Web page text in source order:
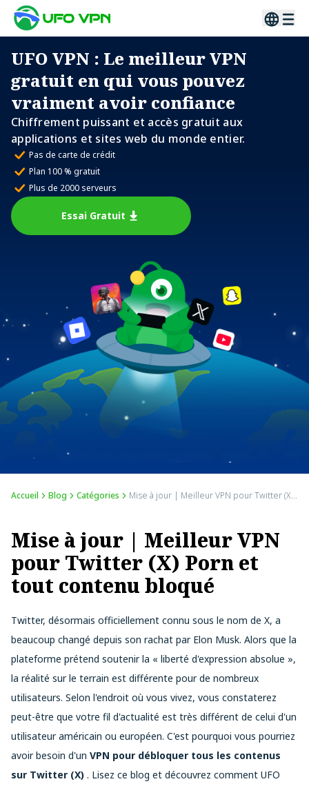
UFO VPN : Le meilleur VPN
gratuit en qui vous pouvez
vraiment avoir confiance
Chiffrement puissant et accès gratuit aux
applications et sites web du monde entier.
Pas de carte de crédit
Plan 100 % gratuit
Plus de 2000 serveurs
Essai Gratuit
Accueil Blog Catégories Mise à jour | Meilleur VPN pour Twitter (X) Porn et tout contenu bloqué
Mise à jour | Meilleur VPN
pour Twitter (X) Porn et
tout contenu bloqué
Twitter, désormais officiellement connu sous le nom de X, a
beaucoup changé depuis son rachat par Elon Musk. Alors que la
plateforme prétend soutenir la « liberté d'expression absolue »,
la réalité sur le terrain est différente pour de nombreux
utilisateurs. Selon l'endroit où vous vivez, vous constaterez
peut-être que votre fil d'actualité est très différent de celui d'un
utilisateur américain ou européen. C'est pourquoi vous pourriez
avoir besoin d'un VPN pour débloquer tous les contenus
sur Twitter (X) . Lisez ce blog et découvrez comment UFO